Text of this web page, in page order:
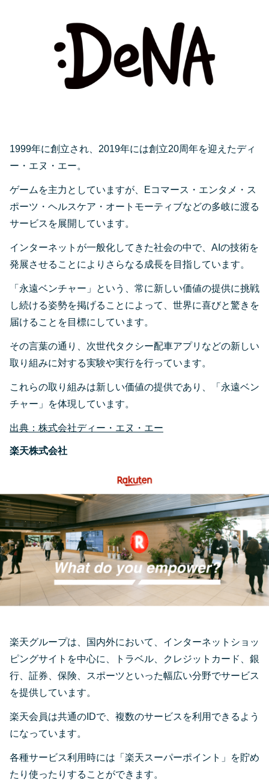
1999年に創立され、2019年には創立20周年を迎えたディ
ー・エヌ・エー。
ゲームを主力としていますが、Eコマース・エンタメ・ス
ポーツ・ヘルスケア・オートモーティブなどの多岐に渡る
サービスを展開しています。
インターネットが一般化してきた社会の中で、AIの技術を
発展させることによりさらなる成長を目指しています。
「永遠ベンチャー」という、常に新しい価値の提供に挑戦
し続ける姿勢を掲げることによって、世界に喜びと驚きを
届けることを目標にしています。
その言葉の通り、次世代タクシー配車アプリなどの新しい
取り組みに対する実験や実行を行っています。
これらの取り組みは新しい価値の提供であり、「永遠ベン
チャー」を体現しています。
出典：株式会社ディー・エヌ・エー
楽天株式会社
楽天グループは、国内外において、インターネットショッ
ピングサイトを中心に、トラベル、クレジットカード、銀
行、証券、保険、スポーツといった幅広い分野でサービス
を提供しています。
楽天会員は共通のIDで、複数のサービスを利用できるよう
になっています。
各種サービス利用時には「楽天スーパーポイント」を貯め
たり使ったりすることができます。